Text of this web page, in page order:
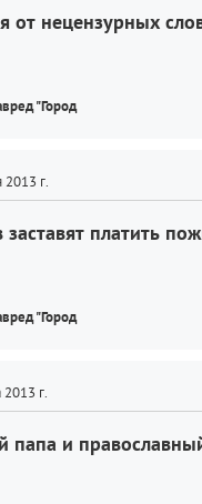
от нецензурных
"Город
платить
"Город
папа и